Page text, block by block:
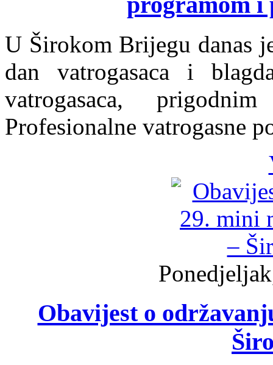
U Širokom Brijegu danas
dan vatrogasaca i
vatrogasaca,
Profesionalne vatrogasne
Obavijest o